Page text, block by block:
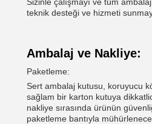
teknik desteği ve hizmeti
Ambalaj ve Nakliye:
Paketleme:
Sert ambalaj kutusu, koruyucu
sağlam bir karton kutuya
nakliye sırasında ürünün
paketleme bantıyla